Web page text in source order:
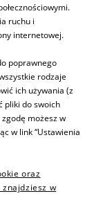
ruchu i
internetowej.
poprawnego
rodzaje
ich używania (z
pliki do swoich
możesz w
w link “Ustawienia
oraz
w